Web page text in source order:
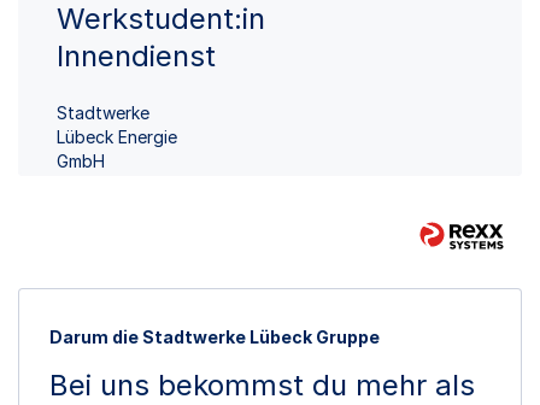
Werkstudent:in
Innendienst
Stadtwerke
Lübeck Energie
GmbH
Darum die Stadtwerke Lübeck Gruppe
Bei uns bekommst du mehr als